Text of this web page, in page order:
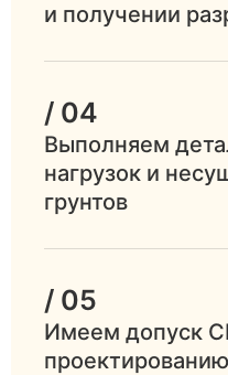
и получении
/ 04
Выполняем
нагрузок и
грунтов
/ 05
Имеем допуск